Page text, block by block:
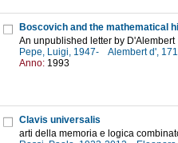
Boscovich and the mathematical
An unpublished letter by D'Alembert
Pepe, Luigi, 1947-
Alembert d',
Anno: 1993
Clavis universalis
arti della memoria e logica